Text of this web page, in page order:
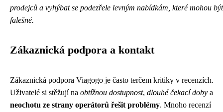
prodejců a vyhýbat se podezřele levným nabídkám, které mohou být
falešné.
Zákaznická podpora a kontakt
Zákaznická podpora Viagogo je často terčem kritiky v recenzích.
Uživatelé si stěžují na obtížnou dostupnost, dlouhé čekací doby a
neochotu ze strany operátorů řešit problémy. Mnoho recenzí